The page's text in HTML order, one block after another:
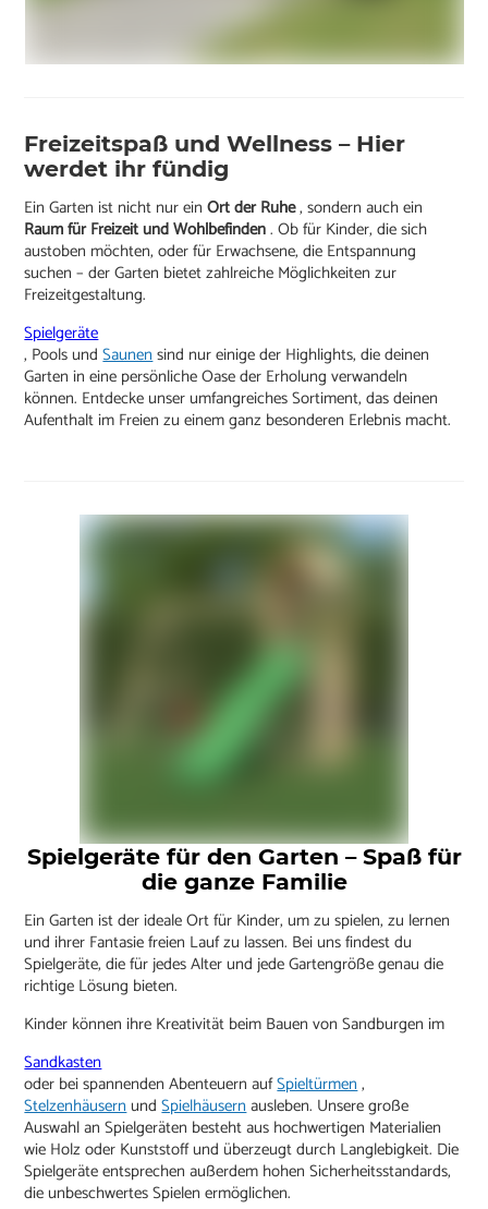
Freizeitspaß und Wellness – Hier
werdet ihr fündig
Ein Garten ist nicht nur einOrt der Ruhe, sondern auch ein
Raum für Freizeit und Wohlbefinden. Ob für Kinder, die sich
austoben möchten, oder für Erwachsene, die Entspannung
suchen – der Garten bietet zahlreiche Möglichkeiten zur
Freizeitgestaltung.
Spielgeräte
, Pools undSaunensind nur einige der Highlights, die deinen
Garten in eine persönliche Oase der Erholung verwandeln
können. Entdecke unser umfangreiches Sortiment, das deinen
Aufenthalt im Freien zu einem ganz besonderen Erlebnis macht.
Spielgeräte für den Garten – Spaß für
die ganze Familie
Ein Garten ist der ideale Ort für Kinder, um zu spielen, zu lernen
und ihrer Fantasie freien Lauf zu lassen. Bei uns findest du
Spielgeräte, die für jedes Alter und jede Gartengröße genau die
richtige Lösung bieten.
Kinder können ihre Kreativität beim Bauen von Sandburgen im
Sandkasten
oder bei spannenden Abenteuern aufSpieltürmen,
StelzenhäusernundSpielhäusernausleben. Unsere große
Auswahl an Spielgeräten besteht aus hochwertigen Materialien
wie Holz oder Kunststoff und überzeugt durch Langlebigkeit. Die
Spielgeräte entsprechen außerdem hohen Sicherheitsstandards,
die unbeschwertes Spielen ermöglichen.